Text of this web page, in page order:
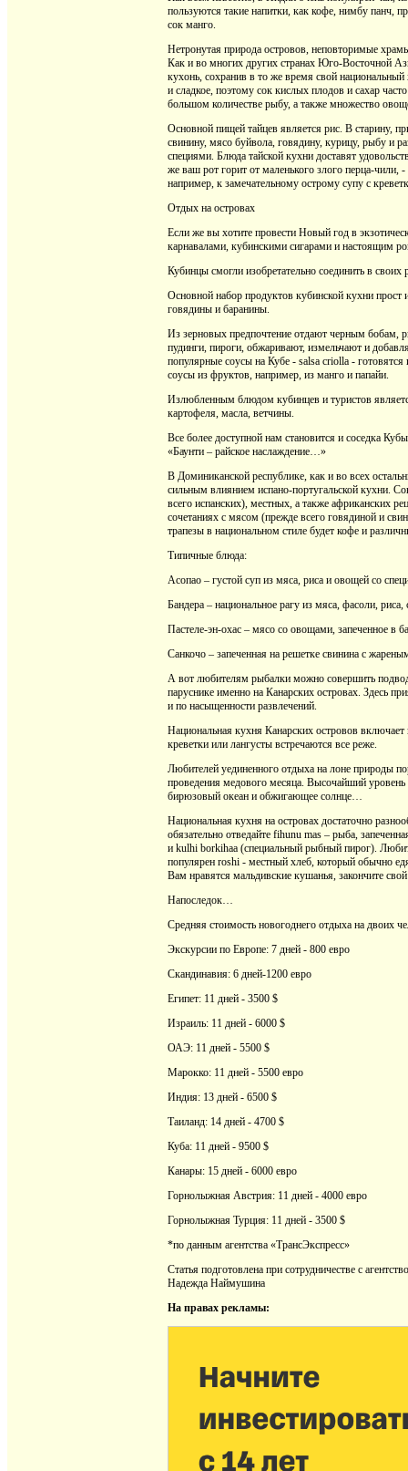
пользуются такие напитки, как кофе, нимбу панч,
сок манго.
Нетронутая природа островов, неповторимые
Как и во многих других странах Юго-Восточной
кухонь, сохранив в то же время свой национальный
и сладкое, поэтому сок кислых плодов и сахар
большом количестве рыбу, а также множество
Основной пищей тайцев является рис. В старину,
свинину, мясо буйвола, говядину, курицу, рыбу и
специями. Блюда тайской кухни доставят
же ваш рот горит от маленького злого перца-чили,
например, к замечательному острому супу с
Отдых на островах
Если же вы хотите провести Новый год в
карнавалами, кубинскими сигарами и настоящим
Кубинцы смогли изобретательно соединить в своих
Основной набор продуктов кубинской кухни
говядины и баранины.
Из зерновых предпочтение отдают черным бобам,
пудинги, пироги, обжаривают, измельчают и
популярные соусы на Кубе - salsa criolla -
соусы из фруктов, например, из манго и папайи.
Излюбленным блюдом кубинцев и туристов
картофеля, масла, ветчины.
Все более доступной нам становится и соседка
«Баунти – райское наслаждение…»
В Доминиканской республике, как и во всех
сильным влиянием испано-португальской кухни.
всего испанских), местных, а также африканских
сочетаниях с мясом (прежде всего говядиной и
трапезы в национальном стиле будет кофе и
Типичные блюда:
Асопао – густой суп из мяса, риса и овощей со
Бандера – национальное рагу из мяса, фасоли,
Пастеле-эн-охас – мясо со овощами, запеченное в
Санкочо – запеченная на решетке свинина с
А вот любителям рыбалки можно совершить
паруснике именно на Канарских островах. Здесь
и по насыщенности развлечений.
Национальная кухня Канарских островов
креветки или лангусты встречаются все реже.
Любителей уединенного отдыха на лоне природы
проведения медового месяца. Высочайший
бирюзовый океан и обжигающее солнце…
Национальная кухня на островах достаточно
обязательно отведайте fihunu mas – рыба,
и kulhi borkihaa (специальный рыбный пирог).
популярен roshi - местный хлеб, который обычно
Вам нравятся мальдивские кушанья, закончите
Напоследок…
Средняя стоимость новогоднего отдыха на двоих
Экскурсии по Европе: 7 дней - 800 евро
Скандинавия: 6 дней-1200 евро
Египет: 11 дней - 3500 $
Израиль: 11 дней - 6000 $
ОАЭ: 11 дней - 5500 $
Марокко: 11 дней - 5500 евро
Индия: 13 дней - 6500 $
Таиланд: 14 дней - 4700 $
Куба: 11 дней - 9500 $
Канары: 15 дней - 6000 евро
Горнолыжная Австрия: 11 дней - 4000 евро
Горнолыжная Турция: 11 дней - 3500 $
*по данным агентства «ТрансЭкспресс»
Статья подготовлена при сотрудничестве с
Надежда Наймушина
На правах рекламы: